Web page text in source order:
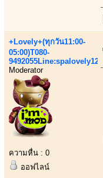
+Lovely+(ทุกวัน11:00-
05:00)T080-
9492055Line:spalovely123
Moderator
ความหื่น : 0
ออฟไลน์